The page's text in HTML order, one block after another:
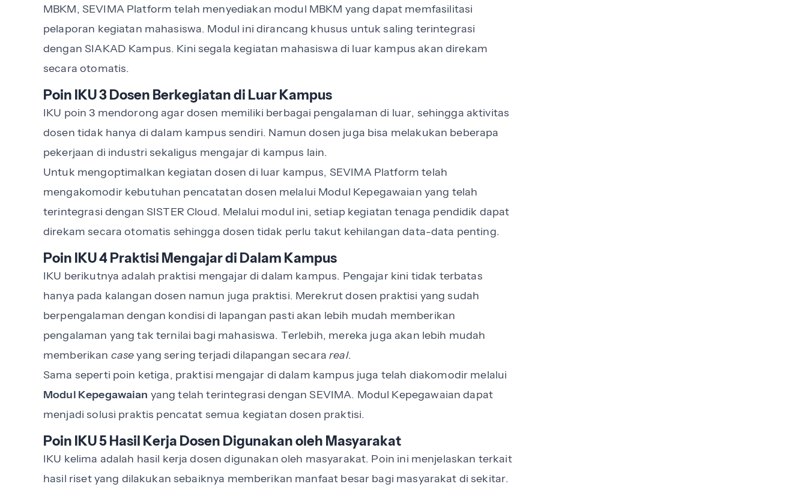
MBKM, SEVIMA Platform telah menyediakan modul MBKM yang dapat memfasilitasi
pelaporan kegiatan mahasiswa. Modul ini dirancang khusus untuk saling terintegrasi
dengan SIAKAD Kampus. Kini segala kegiatan mahasiswa di luar kampus akan direkam
secara otomatis.
Poin IKU 3 Dosen Berkegiatan di Luar Kampus
IKU poin 3 mendorong agar dosen memiliki berbagai pengalaman di luar, sehingga aktivitas
dosen tidak hanya di dalam kampus sendiri. Namun dosen juga bisa melakukan beberapa
pekerjaan di industri sekaligus mengajar di kampus lain.
Untuk mengoptimalkan kegiatan dosen di luar kampus, SEVIMA Platform telah
mengakomodir kebutuhan pencatatan dosen melalui Modul Kepegawaian yang telah
terintegrasi dengan SISTER Cloud. Melalui modul ini, setiap kegiatan tenaga pendidik dapat
direkam secara otomatis sehingga dosen tidak perlu takut kehilangan data-data penting.
Poin IKU 4 Praktisi Mengajar di Dalam Kampus
IKU berikutnya adalah praktisi mengajar di dalam kampus. Pengajar kini tidak terbatas
hanya pada kalangan dosen namun juga praktisi. Merekrut dosen praktisi yang sudah
berpengalaman dengan kondisi di lapangan pasti akan lebih mudah memberikan
pengalaman yang tak ternilai bagi mahasiswa. Terlebih, mereka juga akan lebih mudah
memberikan caseyang sering terjadi dilapangan secarareal.
Sama seperti poin ketiga, praktisi mengajar di dalam kampus juga telah diakomodir melalui
Modul Kepegawaian yang telah terintegrasi dengan SEVIMA. Modul Kepegawaian dapat
menjadi solusi praktis pencatat semua kegiatan dosen praktisi.
Poin IKU 5 Hasil Kerja Dosen Digunakan oleh Masyarakat
IKU kelima adalah hasil kerja dosen digunakan oleh masyarakat. Poin ini menjelaskan terkait
hasil riset yang dilakukan sebaiknya memberikan manfaat besar bagi masyarakat di sekitar.